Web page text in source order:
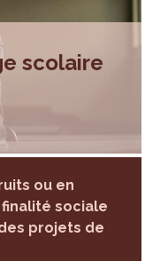
scolaire
ou en
sociale
projets de